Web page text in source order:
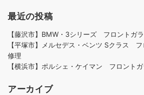
最近の投稿
【藤沢市】BMW・3シリーズ フロントガ
【平塚市】メルセデス・ベンツ Sクラス
修理
【横浜市】ポルシェ・ケイマン フロント
アーカイブ